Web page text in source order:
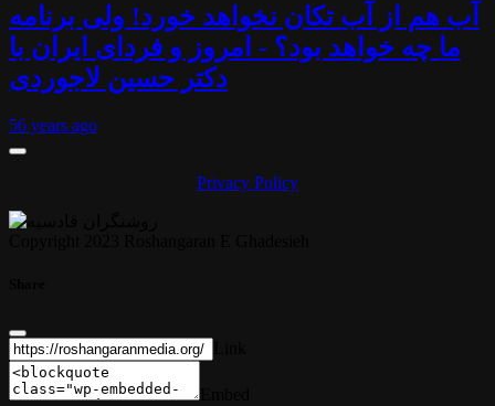
آب هم از آب تکان نخواهد خورد! ولی برنامه
ما چه خواهد بود؟ - امروز و فردای ایران با
دکتر حسین لاجوردی
56 years ago
Privacy Policy